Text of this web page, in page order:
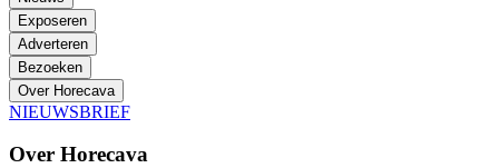
Exposeren
Adverteren
Bezoeken
Over Horecava
NIEUWSBRIEF
Over Horecava